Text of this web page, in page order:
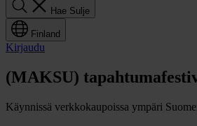
Hae Sulje
Finland
Kirjaudu
(MAKSU)
Käynnissä verkkokaupoissa ympäri